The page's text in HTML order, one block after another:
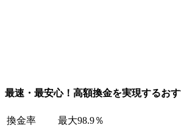
最速・最安心！高額換金を実現するお
換金率
最大98.9％